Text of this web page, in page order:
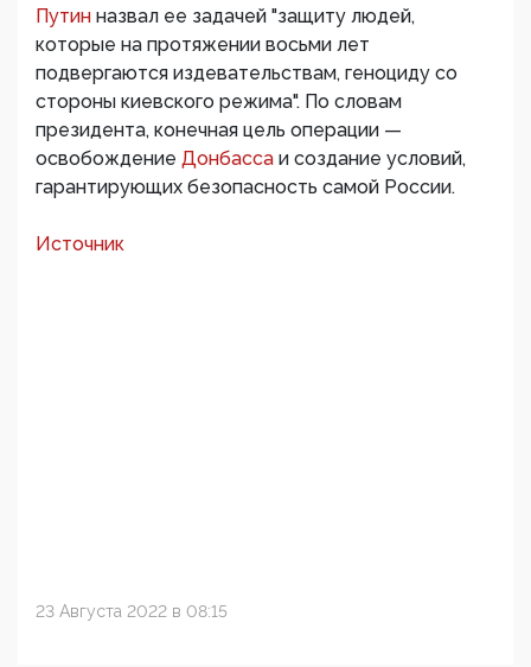
Путин назвал ее задачей "защиту людей,
которые на протяжении восьми лет
подвергаются издевательствам, геноциду со
стороны киевского режима". По словам
президента, конечная цель операции —
освобождение Донбасса и создание условий,
гарантирующих безопасность самой России.
Источник
23 Августа 2022 в 08:15